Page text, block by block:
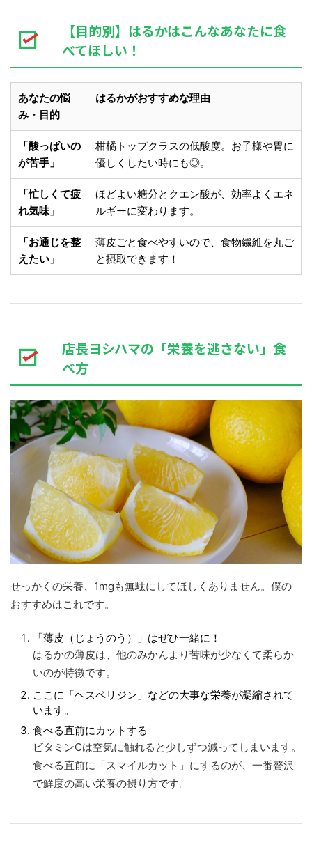
【目的別】はるかはこんなあなたに食
べてほしい！
あなたの悩
み・目的
はるかがおすすめな理由
「酸っぱいの
が苦手」
柑橘トップクラスの低酸度。お子様や胃に
優しくしたい時にも◎。
「忙しくて疲
れ気味」
ほどよい糖分とクエン酸が、効率よくエネ
ルギーに変わります。
「お通じを整
えたい」
薄皮ごと食べやすいので、食物繊維を丸ご
と摂取できます！
店長ヨシハマの「栄養を逃さない」食
べ方
せっかくの栄養、1mgも無駄にしてほしくありません。僕の
おすすめはこれです。
「薄皮（じょうのう）」はぜひ一緒に！
はるかの薄皮は、他のみかんより苦味が少なくて柔らか
いのが特徴です。
ここに「ヘスペリジン」などの大事な栄養が凝縮されて
います。
食べる直前にカットする
ビタミンCは空気に触れると少しずつ減ってしまいます。
食べる直前に「スマイルカット」にするのが、一番贅沢
で鮮度の高い栄養の摂り方です。